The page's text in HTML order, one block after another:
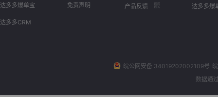
达多多爆单宝
达多多CRM
免责声明 产品反馈 达多多爆
皖公网安备 34019202002109号
数据通